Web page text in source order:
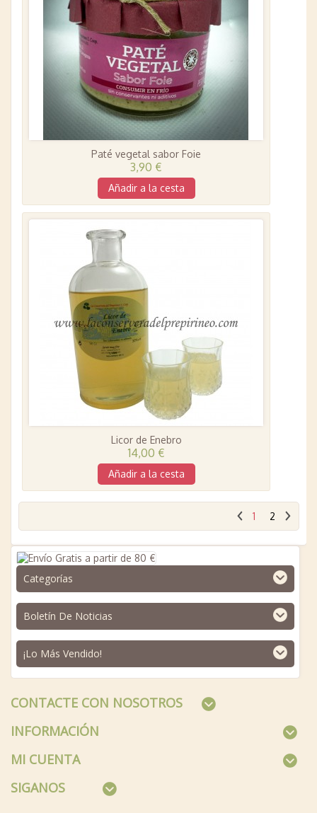
Paté vegetal sabor Foie
3,90 €
Añadir a la cesta
Licor de Enebro
14,00 €
Añadir a la cesta
1 2
Categorías
Boletín De Noticias
¡Lo Más Vendido!
CONTACTE CON NOSOTROS
INFORMACIÓN
MI CUENTA
SIGANOS